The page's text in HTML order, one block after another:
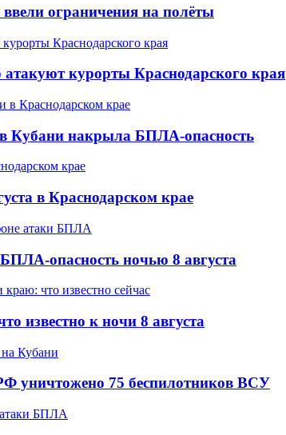
ограничения на полёты
курорты Краснодарского края
Кубани накрыла БПЛА-опасность
в Краснодарском крае
опасность ночью 8 августа
известно к ночи 8 августа
уничтожено 75 беспилотников ВСУ